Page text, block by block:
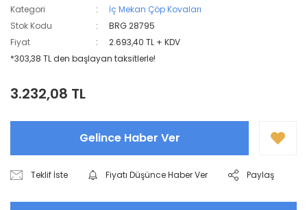
Kategori
İç Mekan Çöp Kovaları
Stok Kodu
BRG 28795
Fiyat
2.693,40 TL + KDV
*303,38 TL den başlayan taksitlerle!
3.232,08 TL
Gelince Haber Ver
Teklif İste Fiyatı Düşünce Haber Ver Paylaş